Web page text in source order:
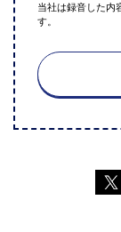
当社は録音した内
す。